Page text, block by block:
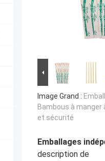
Image Grand :
Bambous à manger
et sécurité
Emballages
description de